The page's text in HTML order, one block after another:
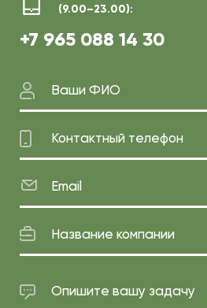
(9.00–23.00):
+7 965 088 14 30
Ваши ФИО
Контактный телефон
Email
Название компании
Опишите вашу задачу